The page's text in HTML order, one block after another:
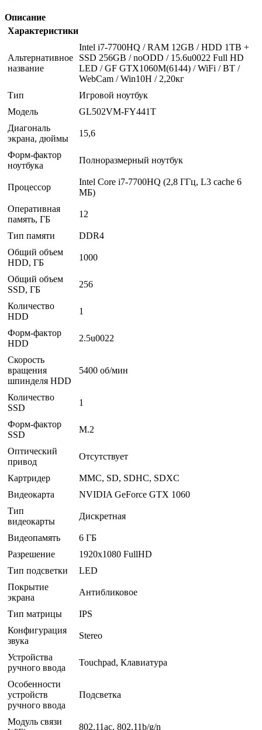
Описание
Характеристики
Альтернативное
название
Intel i7-7700HQ / RAM 12GB / HDD 1TB +
SSD 256GB / noODD / 15.6u0022 Full HD
LED / GF GTX1060M(6144) / WiFi / BT /
WebCam / Win10H / 2,20кг
Тип
Игровой ноутбук
Модель
GL502VM-FY441T
Диагональ
экрана, дюймы
15,6
Форм-фактор
ноутбука
Полноразмерный ноутбук
Процессор
Intel Core i7-7700HQ (2,8 ГГц, L3 cache 6
МБ)
Оперативная
память, ГБ
12
Тип памяти
DDR4
Общий объем
HDD, ГБ
1000
Общий объем
SSD, ГБ
256
Количество
HDD
1
Форм-фактор
HDD
2.5u0022
Скорость
вращения
шпинделя HDD
5400 об/мин
Количество
SSD
1
Форм-фактор
SSD
M.2
Оптический
привод
Отсутствует
Картридер
MMC, SD, SDHC, SDXC
Видеокарта
NVIDIA GeForce GTX 1060
Тип
видеокарты
Дискретная
Видеопамять
6 ГБ
Разрешение
1920x1080 FullHD
Тип подсветки
LED
Покрытие
экрана
Антибликовое
Тип матрицы
IPS
Конфигурация
звука
Stereo
Устройства
ручного ввода
Touchpad, Клавиатура
Особенности
устройств
ручного ввода
Подсветка
Модуль связи
802.11ac, 802.11b/g/n